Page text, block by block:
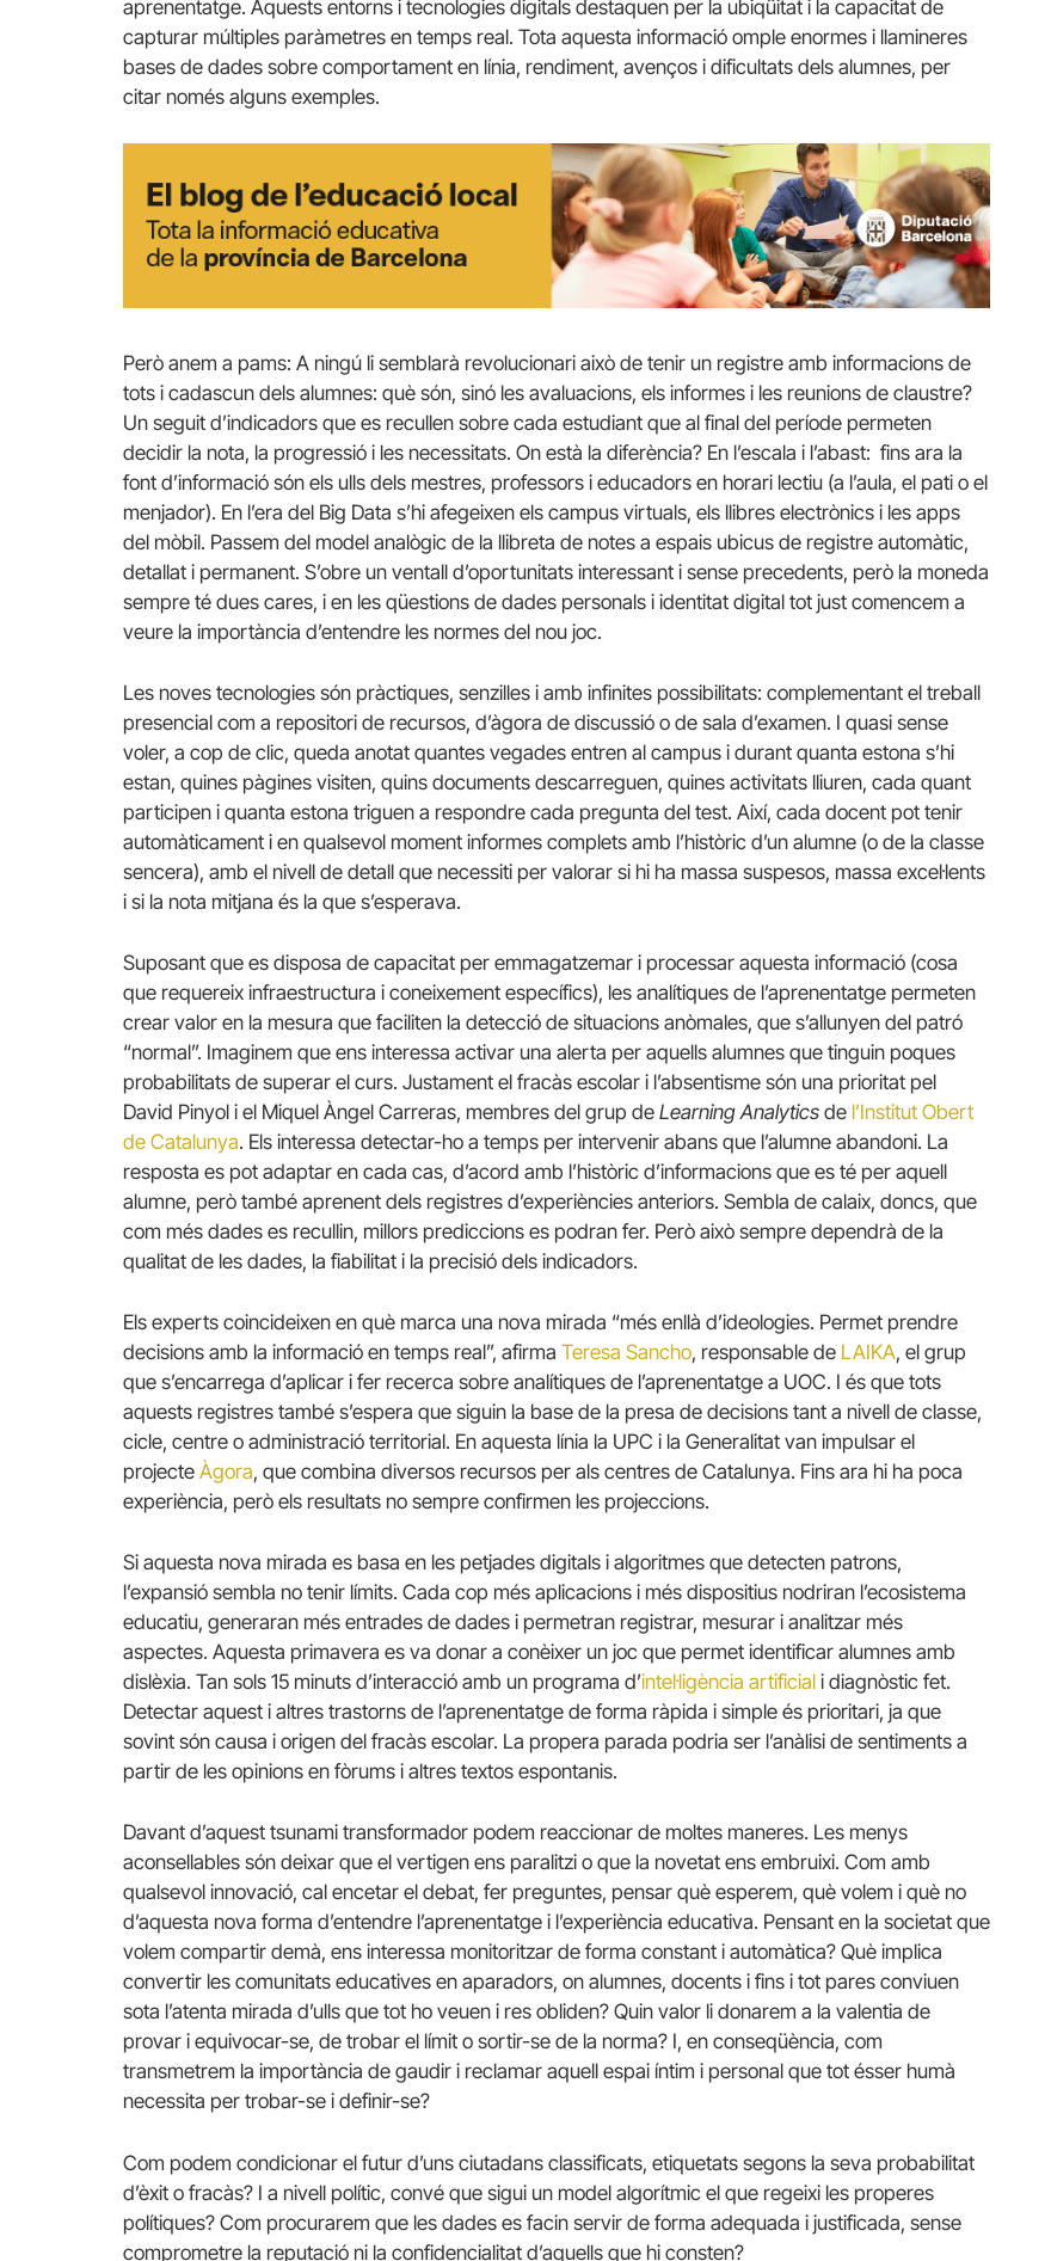
aprenentatge. Aquests entorns i tecnologies digitals destaquen per la ubiqüitat i la capacitat de
capturar múltiples paràmetres en temps real. Tota aquesta informació omple enormes i llamineres
bases de dades sobre comportament en línia, rendiment, avenços i dificultats dels alumnes, per
citar només alguns exemples.
Però anem a pams: A ningú li semblarà revolucionari això de tenir un registre amb informacions de
tots i cadascun dels alumnes: què són, sinó les avaluacions, els informes i les reunions de claustre?
Un seguit d’indicadors que es recullen sobre cada estudiant que al final del període permeten
decidir la nota, la progressió i les necessitats. On està la diferència? En l’escala i l’abast: fins ara la
font d’informació són els ulls dels mestres, professors i educadors en horari lectiu (a l’aula, el pati o el
menjador). En l’era del Big Data s’hi afegeixen els campus virtuals, els llibres electrònics i les apps
del mòbil. Passem del model analògic de la llibreta de notes a espais ubicus de registre automàtic,
detallat i permanent. S’obre un ventall d’oportunitats interessant i sense precedents, però la moneda
sempre té dues cares, i en les qüestions de dades personals i identitat digital tot just comencem a
veure la importància d’entendre les normes del nou joc.
Les noves tecnologies són pràctiques, senzilles i amb infinites possibilitats: complementant el treball
presencial com a repositori de recursos, d’àgora de discussió o de sala d’examen. I quasi sense
voler, a cop de clic, queda anotat quantes vegades entren al campus i durant quanta estona s’hi
estan, quines pàgines visiten, quins documents descarreguen, quines activitats lliuren, cada quant
participen i quanta estona triguen a respondre cada pregunta del test. Així, cada docent pot tenir
automàticament i en qualsevol moment informes complets amb l’històric d’un alumne (o de la classe
sencera), amb el nivell de detall que necessiti per valorar si hi ha massa suspesos, massa excel·lents
i si la nota mitjana és la que s’esperava.
Suposant que es disposa de capacitat per emmagatzemar i processar aquesta informació (cosa
que requereix infraestructura i coneixement específics), les analítiques de l’aprenentatge permeten
crear valor en la mesura que faciliten la detecció de situacions anòmales, que s’allunyen del patró
“normal”. Imaginem que ens interessa activar una alerta per aquells alumnes que tinguin poques
probabilitats de superar el curs. Justament el fracàs escolar i l’absentisme són una prioritat pel
David Pinyol i el Miquel Àngel Carreras, membres del grup de Learning Analytics de l’Institut Obert
de Catalunya. Els interessa detectar-ho a temps per intervenir abans que l’alumne abandoni. La
resposta es pot adaptar en cada cas, d’acord amb l’històric d’informacions que es té per aquell
alumne, però també aprenent dels registres d’experiències anteriors. Sembla de calaix, doncs, que
com més dades es recullin, millors prediccions es podran fer. Però això sempre dependrà de la
qualitat de les dades, la fiabilitat i la precisió dels indicadors.
Els experts coincideixen en què marca una nova mirada “més enllà d’ideologies. Permet prendre
decisions amb la informació en temps real”, afirma Teresa Sancho, responsable de LAIKA, el grup
que s’encarrega d’aplicar i fer recerca sobre analítiques de l’aprenentatge a UOC. I és que tots
aquests registres també s’espera que siguin la base de la presa de decisions tant a nivell de classe,
cicle, centre o administració territorial. En aquesta línia la UPC i la Generalitat van impulsar el
projecte Àgora, que combina diversos recursos per als centres de Catalunya. Fins ara hi ha poca
experiència, però els resultats no sempre confirmen les projeccions.
Si aquesta nova mirada es basa en les petjades digitals i algoritmes que detecten patrons,
l’expansió sembla no tenir límits. Cada cop més aplicacions i més dispositius nodriran l’ecosistema
educatiu, generaran més entrades de dades i permetran registrar, mesurar i analitzar més
aspectes. Aquesta primavera es va donar a conèixer un joc que permet identificar alumnes amb
dislèxia. Tan sols 15 minuts d’interacció amb un programa d’intel·ligència artificial i diagnòstic fet.
Detectar aquest i altres trastorns de l’aprenentatge de forma ràpida i simple és prioritari, ja que
sovint són causa i origen del fracàs escolar. La propera parada podria ser l’anàlisi de sentiments a
partir de les opinions en fòrums i altres textos espontanis.
Davant d’aquest tsunami transformador podem reaccionar de moltes maneres. Les menys
aconsellables són deixar que el vertigen ens paralitzi o que la novetat ens embruixi. Com amb
qualsevol innovació, cal encetar el debat, fer preguntes, pensar què esperem, què volem i què no
d’aquesta nova forma d’entendre l’aprenentatge i l’experiència educativa. Pensant en la societat que
volem compartir demà, ens interessa monitoritzar de forma constant i automàtica? Què implica
convertir les comunitats educatives en aparadors, on alumnes, docents i fins i tot pares conviuen
sota l’atenta mirada d’ulls que tot ho veuen i res obliden? Quin valor li donarem a la valentia de
provar i equivocar-se, de trobar el límit o sortir-se de la norma? I, en conseqüència, com
transmetrem la importància de gaudir i reclamar aquell espai íntim i personal que tot ésser humà
necessita per trobar-se i definir-se?
Com podem condicionar el futur d’uns ciutadans classificats, etiquetats segons la seva probabilitat
d’èxit o fracàs? I a nivell polític, convé que sigui un model algorítmic el que regeixi les properes
polítiques? Com procurarem que les dades es facin servir de forma adequada i justificada, sense
comprometre la reputació ni la confidencialitat d’aquells que hi consten?